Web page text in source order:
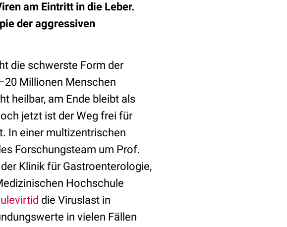
am Eintritt in die Leber.
der aggressiven
die schwerste Form der
Millionen Menschen
heilbar, am Ende bleibt als
jetzt ist der Weg frei für
In einer multizentrischen
Forschungsteam um Prof.
Klinik für Gastroenterologie,
Hochschule
die Viruslast in
in vielen Fällen